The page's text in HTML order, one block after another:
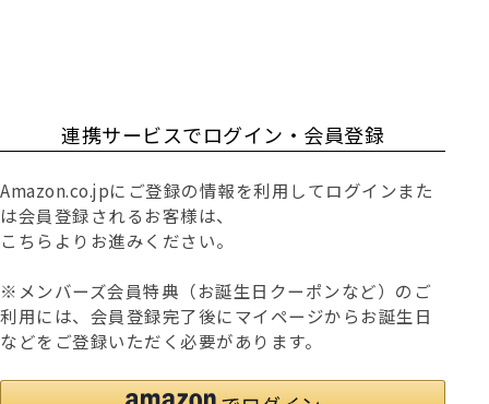
連携サービスでログイン・会員登録
Amazon.co.jpにご登録の情報を利用してログインまた
は会員登録されるお客様は、
こちらよりお進みください。
※メンバーズ会員特典（お誕生日クーポンなど）のご
利用には、会員登録完了後にマイページからお誕生日
などをご登録いただく必要があります。